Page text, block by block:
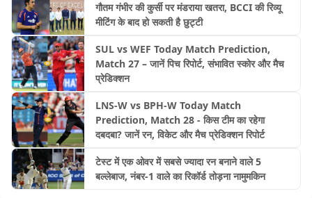
गौतम गंभीर की कुर्सी पर मंडराया खतरा, BCCI की रिव्यू
मीटिंग के बाद हो सकती है छुट्टी
SUL vs WEF Today Match Prediction,
Match 27 – जानें पिच रिपोर्ट, संभावित स्कोर और मैच
प्रेडिक्शन
LNS-W vs BPH-W Today Match
Prediction, Match 28 - किस टीम का रहेगा
दबदबा? जानें रन, विकेट और मैच प्रेडिक्शन रिपोर्ट
टेस्ट में एक ओवर में सबसे ज्यादा रन बनाने वाले 5
बल्लेबाज, नंबर-1 वाले का रिकॉर्ड तोड़ना नामुमकिन